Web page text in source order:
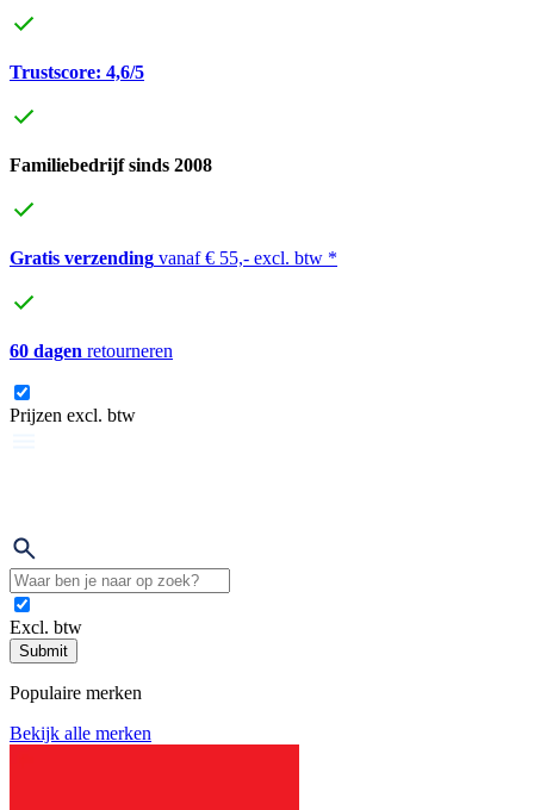
Trustscore: 4,6/5
Familiebedrijf sinds 2008
Gratis verzending vanaf € 55,- excl. btw *
60 dagen retourneren
Prijzen excl. btw
Excl. btw
Submit
Populaire merken
Bekijk alle merken